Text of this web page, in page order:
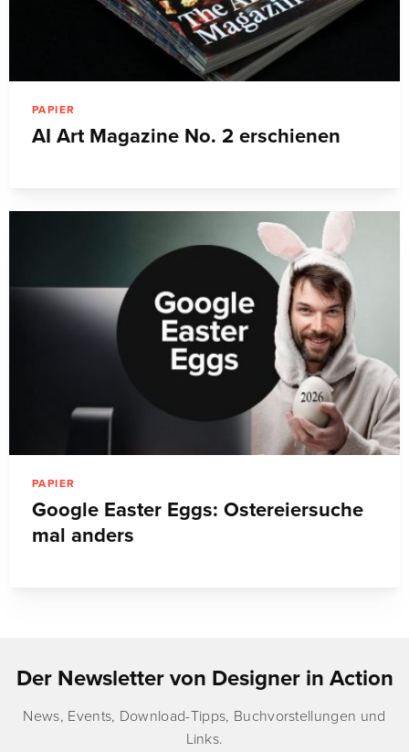
PAPIER
AI Art Magazine No. 2 erschienen
PAPIER
Google Easter Eggs: Ostereiersuche
mal anders
Der Newsletter von Designer in Action
News, Events, Download-Tipps, Buchvorstellungen und
Links.